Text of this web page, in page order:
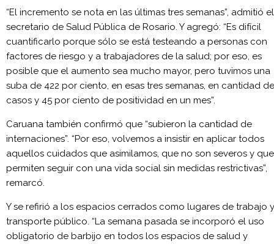
“El incremento se nota en las últimas tres semanas”, admitió el
secretario de Salud Pública de Rosario. Y agregó: “Es difícil
cuantificarlo porque sólo se está testeando a personas con
factores de riesgo y a trabajadores de la salud; por eso, es
posible que el aumento sea mucho mayor, pero tuvimos una
suba de 422 por ciento, en esas tres semanas, en cantidad de
casos y 45 por ciento de positividad en un mes”.
Caruana también confirmó que “subieron la cantidad de
internaciones”. “Por eso, volvemos a insistir en aplicar todos
aquellos cuidados que asimilamos, que no son severos y que
permiten seguir con una vida social sin medidas restrictivas”,
remarcó.
Y se refirió a los espacios cerrados como lugares de trabajo y
transporte público. “La semana pasada se incorporó el uso
obligatorio de barbijo en todos los espacios de salud y